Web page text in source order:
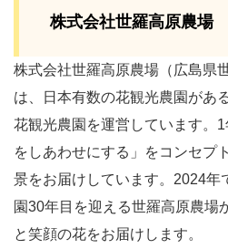
株式会社世羅高原農場
株式会社世羅高原農場（広島県
は、日本有数の花観光農園があ
花観光農園を運営しています。
をしあわせにする」をコンセプ
景をお届けしています。2024年
園30年目を迎える世羅高原農場
と笑顔の花をお届けします。